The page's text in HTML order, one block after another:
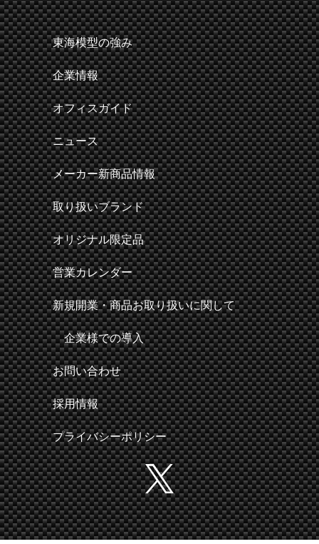
東海模型の強み
企業情報
オフィスガイド
ニュース
メーカー新商品情報
取り扱いブランド
オリジナル限定品
営業カレンダー
新規開業・商品お取り扱いに関して
企業様での導入
お問い合わせ
採用情報
プライバシーポリシー